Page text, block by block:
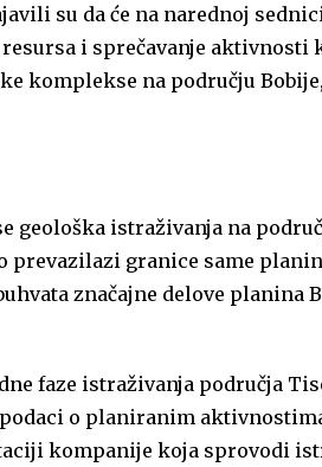
su da će na narednoj
i sprečavanje aktivnosti
komplekse na području
geološka istraživanja na
granice same
značajne delove planina
faze istraživanja područja
o planiranim
kompanije koja sprovodi